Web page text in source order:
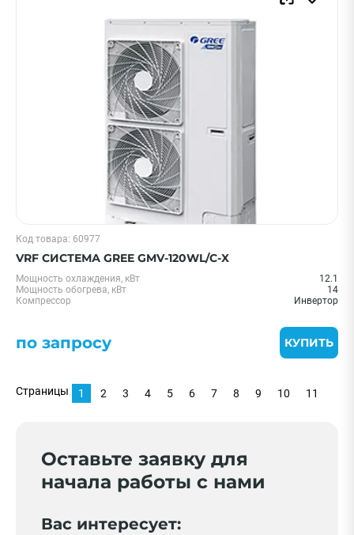
Код товара: 60977
VRF СИСТЕМА GREE GMV-120WL/C-X
Мощность охлаждения, кВт
12.1
Мощность обогрева, кВт
14
Компрессор
Инвертор
по запросу КУПИТЬ
Страницы 1 2 3 4 5 6 7 8 9 10 11
Оставьте заявку для
начала работы с нами
Вас интересует: